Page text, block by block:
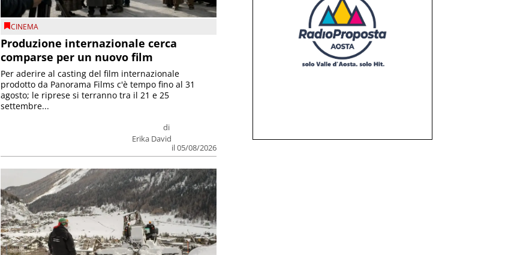
CINEMA
Produzione internazionale cerca
comparse per un nuovo film
di
Erika David
il 05/08/2026
Per aderire al casting del film internazionale
prodotto da Panorama Films c'è tempo fino al 31
agosto; le riprese si terranno tra il 21 e 25
settembre...